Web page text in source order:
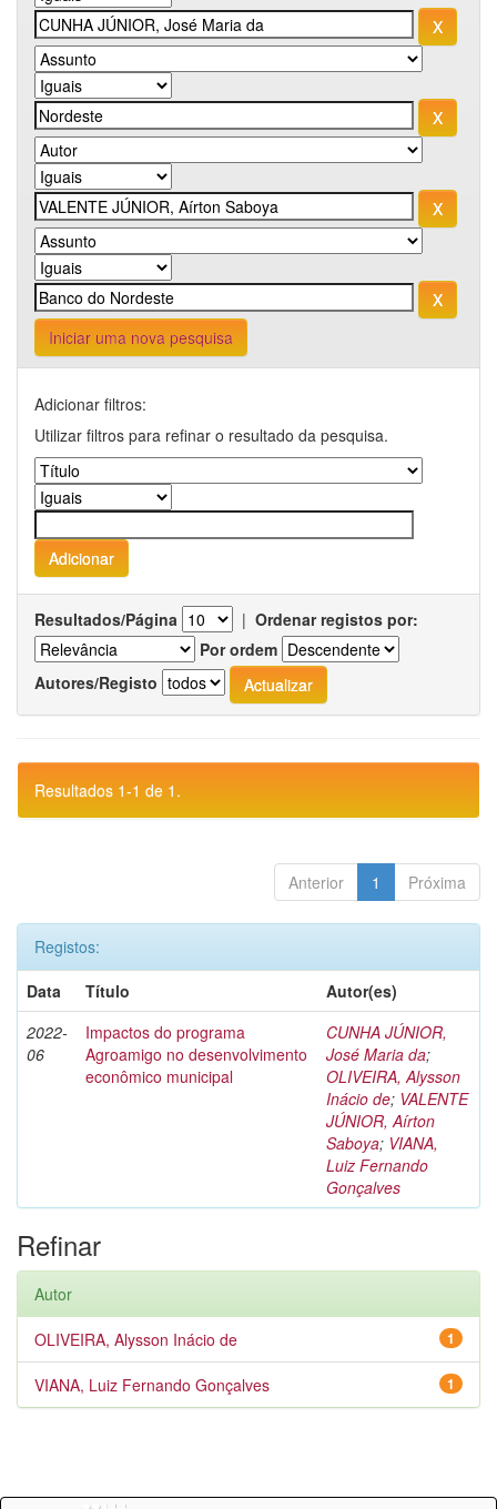
Iniciar uma nova pesquisa
Adicionar filtros:
Utilizar filtros para refinar o resultado da pesquisa.
Resultados/Página | Ordenar registos por:
Por ordem
Autores/Registo
Resultados 1-1 de 1.
Anterior 1 Próxima
Registos:
Data
Título
Autor(es)
2022-
06
Impactos do programa
Agroamigo no desenvolvimento
econômico municipal
CUNHA JÚNIOR,
José Maria da;
OLIVEIRA, Alysson
Inácio de; VALENTE
JÚNIOR, Aírton
Saboya; VIANA,
Luiz Fernando
Gonçalves
Refinar
Autor
1
OLIVEIRA, Alysson Inácio de
1
VIANA, Luiz Fernando Gonçalves